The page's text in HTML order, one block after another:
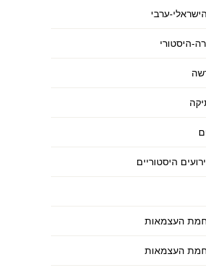
ערבי
היסטורי
היסטוריים
העצמאות
העצמאות